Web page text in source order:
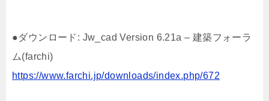
●ダウンロード: Jw_cad Version 6.21a – 建築フォーラ
ム(farchi)
https://www.farchi.jp/downloads/index.php/672